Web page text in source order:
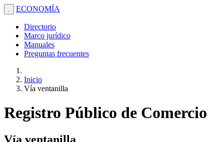
. ECONOMÍA
Directorio
Marco jurídico
Manuales
Preguntas frecuentes
Inicio
Vía ventanilla
Registro Público de Comercio